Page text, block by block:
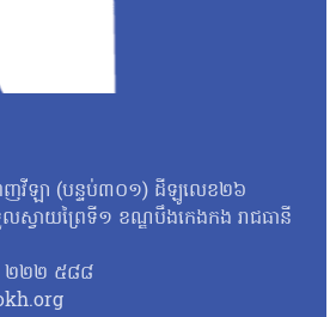
អាយុ៧១ឆ្នាំ លើកឡើងថា លោកជាអ្នកមកពី
ន់ ដែលប្លង់នេះត្រូវបានធ្វើឡើងចន្លោះឆ្ន
យ ព្រោះក្រោមតម្លៃទីផ្សារ មិនអាចទិញដីកន្
លអាស្រ័យផលលើកោះមាសហ្នឹង»។ លោកបន្ថ
ៃបានទេ។ យើងចេះតែរបរដាំដុះហ្នឹងហើ
ោះបីពួកគាត់មិនមានប័ណ្ណកម្មសិទ្ធិផ្លូវការដូ
ងមិនជំទាស់ទៅនឹងការអភិវឌ្ឍរបស់រដ្ឋាភិប
យផលលើនឹងជាដីភោគៈដែលពួកគាត់កាន់កាប់យូ
រម្យ មិនមែនគោលនយោបាយទេ។ បច្ចុប្បន្នក
បាលក៏មាន។ គេថាយកច្បាប់មកដោះស្រាយជូ
េញវីឡា (បន្ទប់៣០១) ដីឡូលេខ២៦
ស្វាយព្រៃទី១ ខណ្ឌបឹងកេងកង រាជធានី
២២២ ៥៨៨